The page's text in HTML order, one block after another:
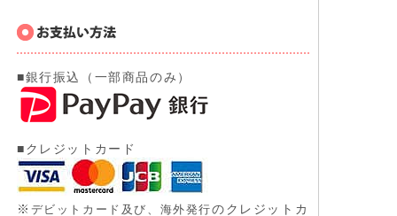
■銀行振込（一部商品のみ）
■クレジットカード
※ デビットカード及び、 海外発行のクレジットカ